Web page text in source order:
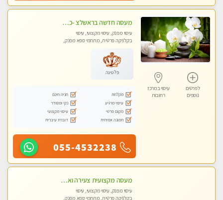
לפרטים
נוספים
עיסוי במרכז
רחובות
מעסה חדשה בראשלצ -כל סוגי העיסויים מעסה מקצועית ואיכותית פרטי!!!מומלץ לחלוטין!!
עיסוי מפנק, עיסוי מקצועי, עיסוי
בקלניקה פרטית, מתחמי ספא מפנק,
פלטינה
מקלחת
חניה חינם
עיסוי מרגיע
נקי ומסודר
מקום פרטי
עיסוי מקצועי
תמונה אמיתית
דוברת עיברית
055-4532238
מעסה מקצועית צעירה ואיכותית פרטי!!! מ 10:00 בבוקר עד 18:00 בערב.
עיסוי מפנק, עיסוי מקצועי, עיסוי
בקלניקה פרטית, מתחמי ספא מפנק,